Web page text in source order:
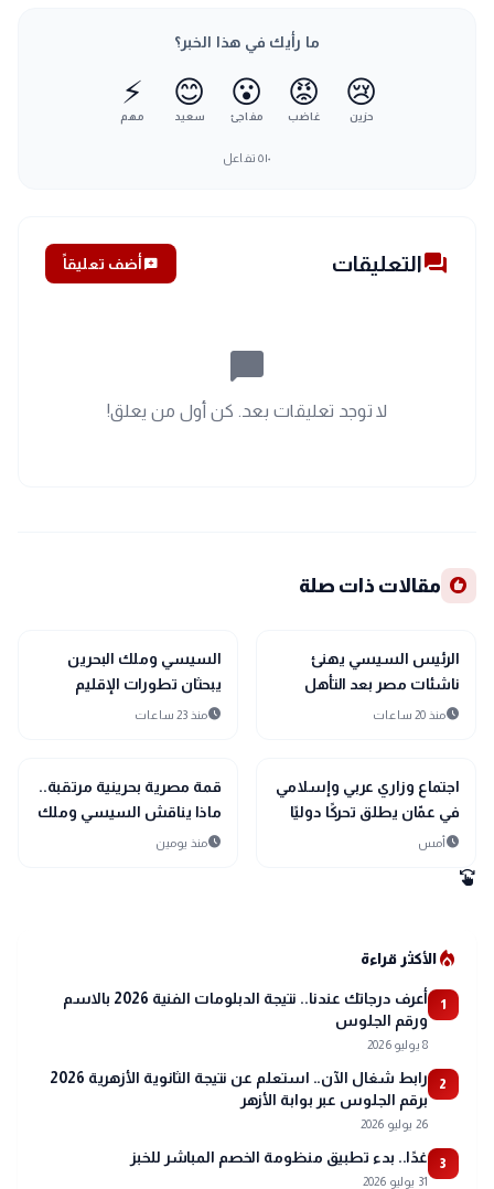
ما رأيك في هذا الخبر؟
😢
حزين
😡
غاضب
😮
مفاجئ
😊
سعيد
⚡
مهم
٥١٠تفاعل
forumالتعليقات add_commentأضف تعليقاً
chat_bubble_outline
لا توجد تعليقات بعد. كن أول من يعلق!
recommend مقالات ذات صلة
sports_soccer
رياضة
الرئيس السيسي يهنئ
ناشئات مصر بعد التأهل
التاريخي إلى نصف نهائي
scheduleمنذ 20 ساعات
bolt
عاجل
السيسي وملك البحرين
يبحثان تطورات الإقليم
ويؤكدان أولوية الحلول
scheduleمنذ 23 ساعات
bolt
عاجل
اجتماع وزاري عربي وإسلامي
في عمّان يطلق تحركًا دوليًا
لحماية القدس ومقدساتها
scheduleأمس
bolt
عاجل
قمة مصرية بحرينية مرتقبة..
ماذا يناقش السيسي وملك
البحرين؟
scheduleمنذ يومين
swipe
local_fire_departmentالأكثر قراءة
1
أعرف درجاتك عندنا.. نتيجة الدبلومات الفنية 2026 بالاسم
ورقم الجلوس
8 يوليو 2026
2
رابط شغال الآن.. استعلم عن نتيجة الثانوية الأزهرية 2026
برقم الجلوس عبر بوابة الأزهر
26 يوليو 2026
3 غدًا.. بدء تطبيق منظومة الخصم المباشر للخبز
31 يوليو 2026